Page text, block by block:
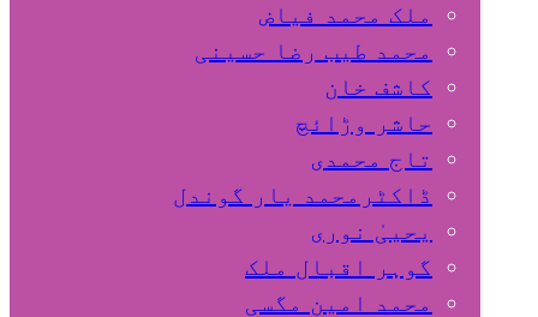
ملک محمد فیاض
محمد طیب رضا حسینی
کاشف خان
حاشر وڑائچ
تاج محمدی
ڈاکٹرمحمد یار گوندل
گوہر اقبال ملک
محمد امین مگسی